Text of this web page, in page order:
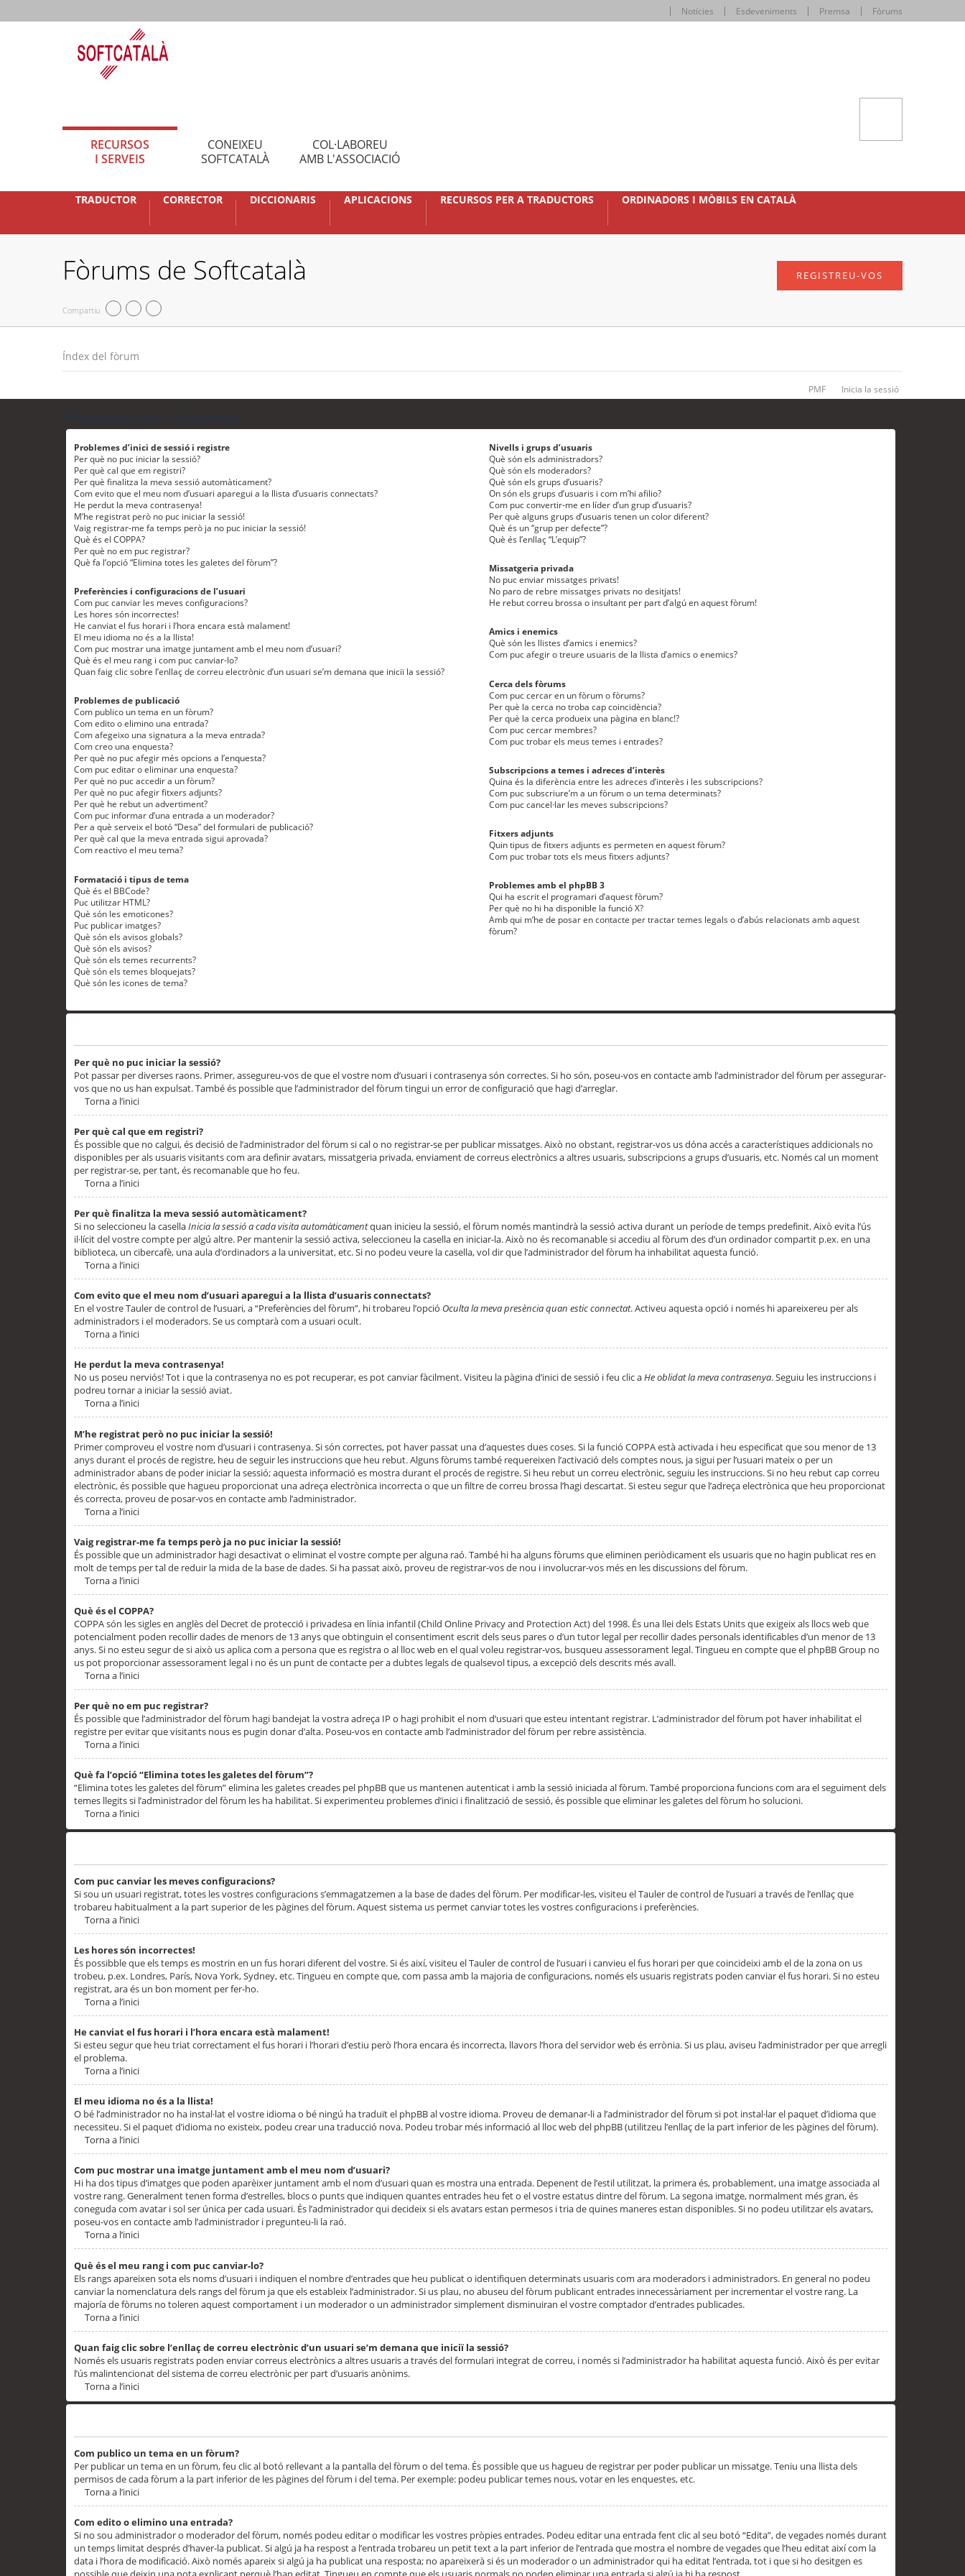
Notícies Esdeveniments Premsa Fòrums
RECURSOS
I SERVEIS
CONEIXEU
SOFTCATALÀ
COL·LABOREU
AMB L'ASSOCIACIÓ
TRADUCTOR CORRECTOR DICCIONARIS APLICACIONS RECURSOS PER A TRADUCTORS ORDINADORS I MÒBILS EN CATALÀ
Fòrums de Softcatalà
Compartiu
REGISTREU-VOS
Índex del fòrum
PMF Inicia la sessió
Problemes d’inici de sessió i registre
Per què no puc iniciar la sessió?
Per què cal que em registri?
Per què finalitza la meva sessió automàticament?
Com evito que el meu nom d’usuari aparegui a la llista d’usuaris connectats?
He perdut la meva contrasenya!
M’he registrat però no puc iniciar la sessió!
Vaig registrar-me fa temps però ja no puc iniciar la sessió!
Què és el COPPA?
Per què no em puc registrar?
Què fa l’opció “Elimina totes les galetes del fòrum”?
Preferències i configuracions de l’usuari
Com puc canviar les meves configuracions?
Les hores són incorrectes!
He canviat el fus horari i l’hora encara està malament!
El meu idioma no és a la llista!
Com puc mostrar una imatge juntament amb el meu nom d’usuari?
Què és el meu rang i com puc canviar-lo?
Quan faig clic sobre l’enllaç de correu electrònic d’un usuari se’m demana que iniciï la sessió?
Problemes de publicació
Com publico un tema en un fòrum?
Com edito o elimino una entrada?
Com afegeixo una signatura a la meva entrada?
Com creo una enquesta?
Per què no puc afegir més opcions a l’enquesta?
Com puc editar o eliminar una enquesta?
Per què no puc accedir a un fòrum?
Per què no puc afegir fitxers adjunts?
Per què he rebut un advertiment?
Com puc informar d’una entrada a un moderador?
Per a què serveix el botó “Desa” del formulari de publicació?
Per què cal que la meva entrada sigui aprovada?
Com reactivo el meu tema?
Formatació i tipus de tema
Què és el BBCode?
Puc utilitzar HTML?
Què són les emoticones?
Puc publicar imatges?
Què són els avisos globals?
Què són els avisos?
Què són els temes recurrents?
Què són els temes bloquejats?
Què són les icones de tema?
Nivells i grups d’usuaris
Què són els administradors?
Què són els moderadors?
Què són els grups d’usuaris?
On són els grups d’usuaris i com m’hi afilio?
Com puc convertir-me en líder d’un grup d’usuaris?
Per què alguns grups d’usuaris tenen un color diferent?
Què és un “grup per defecte”?
Què és l’enllaç “L’equip”?
Missatgeria privada
No puc enviar missatges privats!
No paro de rebre missatges privats no desitjats!
He rebut correu brossa o insultant per part d’algú en aquest fòrum!
Amics i enemics
Què són les llistes d’amics i enemics?
Com puc afegir o treure usuaris de la llista d’amics o enemics?
Cerca dels fòrums
Com puc cercar en un fòrum o fòrums?
Per què la cerca no troba cap coincidència?
Per què la cerca produeix una pàgina en blanc!?
Com puc cercar membres?
Com puc trobar els meus temes i entrades?
Subscripcions a temes i adreces d’interès
Quina és la diferència entre les adreces d’interès i les subscripcions?
Com puc subscriure’m a un fòrum o un tema determinats?
Com puc cancel·lar les meves subscripcions?
Fitxers adjunts
Quin tipus de fitxers adjunts es permeten en aquest fòrum?
Com puc trobar tots els meus fitxers adjunts?
Problemes amb el phpBB 3
Qui ha escrit el programari d’aquest fòrum?
Per què no hi ha disponible la funció X?
Amb qui m’he de posar en contacte per tractar temes legals o d’abús relacionats amb aquest
fòrum?
Per què no puc iniciar la sessió?
Pot passar per diverses raons. Primer, assegureu-vos de que el vostre nom d’usuari i contrasenya són correctes. Si ho són, poseu-vos en contacte amb l’administrador del fòrum per assegurar-
vos que no us han expulsat. També és possible que l’administrador del fòrum tingui un error de configuració que hagi d’arreglar.
Torna a l’inici
Per què cal que em registri?
És possible que no calgui, és decisió de l’administrador del fòrum si cal o no registrar-se per publicar missatges. Això no obstant, registrar-vos us dóna accés a característiques addicionals no
disponibles per als usuaris visitants com ara definir avatars, missatgeria privada, enviament de correus electrònics a altres usuaris, subscripcions a grups d’usuaris, etc. Només cal un moment
per registrar-se, per tant, és recomanable que ho feu.
Torna a l’inici
Per què finalitza la meva sessió automàticament?
Si no seleccioneu la casellaInicia la sessió a cada visita automàticamentquan inicieu la sessió, el fòrum només mantindrà la sessió activa durant un període de temps predefinit. Això evita l’ús
il·lícit del vostre compte per algú altre. Per mantenir la sessió activa, seleccioneu la casella en iniciar-la. Això no és recomanable si accediu al fòrum des d’un ordinador compartit p.ex. en una
biblioteca, un cibercafè, una aula d’ordinadors a la universitat, etc. Si no podeu veure la casella, vol dir que l’administrador del fòrum ha inhabilitat aquesta funció.
Torna a l’inici
Com evito que el meu nom d’usuari aparegui a la llista d’usuaris connectats?
En el vostre Tauler de control de l’usuari, a “Preferències del fòrum”, hi trobareu l’opció Oculta la meva presència quan estic connectat. Activeu aquesta opció i només hi apareixereu per als
administradors i el moderadors. Se us comptarà com a usuari ocult.
Torna a l’inici
He perdut la meva contrasenya!
No us poseu nerviós! Tot i que la contrasenya no es pot recuperar, es pot canviar fàcilment. Visiteu la pàgina d’inici de sessió i feu clic aHe oblidat la meva contrasenya. Seguiu les instruccions i
podreu tornar a iniciar la sessió aviat.
Torna a l’inici
M’he registrat però no puc iniciar la sessió!
Primer comproveu el vostre nom d’usuari i contrasenya. Si són correctes, pot haver passat una d’aquestes dues coses. Si la funció COPPA està activada i heu especificat que sou menor de 13
anys durant el procés de registre, heu de seguir les instruccions que heu rebut. Alguns fòrums també requereixen l’activació dels comptes nous, ja sigui per l’usuari mateix o per un
administrador abans de poder iniciar la sessió; aquesta informació es mostra durant el procés de registre. Si heu rebut un correu electrònic, seguiu les instruccions. Si no heu rebut cap correu
electrònic, és possible que hagueu proporcionat una adreça electrònica incorrecta o que un filtre de correu brossa l’hagi descartat. Si esteu segur que l’adreça electrònica que heu proporcionat
és correcta, proveu de posar-vos en contacte amb l’administrador.
Torna a l’inici
Vaig registrar-me fa temps però ja no puc iniciar la sessió!
És possible que un administrador hagi desactivat o eliminat el vostre compte per alguna raó. També hi ha alguns fòrums que eliminen periòdicament els usuaris que no hagin publicat res en
molt de temps per tal de reduir la mida de la base de dades. Si ha passat això, proveu de registrar-vos de nou i involucrar-vos més en les discussions del fòrum.
Torna a l’inici
Què és el COPPA?
COPPA són les sigles en anglès del Decret de protecció i privadesa en línia infantil (Child Online Privacy and Protection Act) del 1998. És una llei dels Estats Units que exigeix als llocs web que
potencialment poden recollir dades de menors de 13 anys que obtinguin el consentiment escrit dels seus pares o d’un tutor legal per recollir dades personals identificables d’un menor de 13
anys. Si no esteu segur de si això us aplica com a persona que es registra o al lloc web en el qual voleu registrar-vos, busqueu assessorament legal. Tingueu en compte que el phpBB Group no
us pot proporcionar assessorament legal i no és un punt de contacte per a dubtes legals de qualsevol tipus, a excepció dels descrits més avall.
Torna a l’inici
Per què no em puc registrar?
És possible que l’administrador del fòrum hagi bandejat la vostra adreça IP o hagi prohibit el nom d’usuari que esteu intentant registrar. L’administrador del fòrum pot haver inhabilitat el
registre per evitar que visitants nous es pugin donar d’alta. Poseu-vos en contacte amb l’administrador del fòrum per rebre assistència.
Torna a l’inici
Què fa l’opció “Elimina totes les galetes del fòrum”?
“Elimina totes les galetes del fòrum” elimina les galetes creades pel phpBB que us mantenen autenticat i amb la sessió iniciada al fòrum. També proporciona funcions com ara el seguiment dels
temes llegits si l’administrador del fòrum les ha habilitat. Si experimenteu problemes d’inici i finalització de sessió, és possible que eliminar les galetes del fòrum ho solucioni.
Torna a l’inici
Com puc canviar les meves configuracions?
Si sou un usuari registrat, totes les vostres configuracions s’emmagatzemen a la base de dades del fòrum. Per modificar-les, visiteu el Tauler de control de l’usuari a través de l’enllaç que
trobareu habitualment a la part superior de les pàgines del fòrum. Aquest sistema us permet canviar totes les vostres configuracions i preferències.
Torna a l’inici
Les hores són incorrectes!
És possibble que els temps es mostrin en un fus horari diferent del vostre. Si és així, visiteu el Tauler de control de l’usuari i canvieu el fus horari per que coincideixi amb el de la zona on us
trobeu, p.ex. Londres, París, Nova York, Sydney, etc. Tingueu en compte que, com passa amb la majoria de configuracions, només els usuaris registrats poden canviar el fus horari. Si no esteu
registrat, ara és un bon moment per fer-ho.
Torna a l’inici
He canviat el fus horari i l’hora encara està malament!
Si esteu segur que heu triat correctament el fus horari i l’horari d’estiu però l’hora encara és incorrecta, llavors l’hora del servidor web és errònia. Si us plau, aviseu l’administrador per que arregli
el problema.
Torna a l’inici
El meu idioma no és a la llista!
O bé l’administrador no ha instal·lat el vostre idioma o bé ningú ha traduït el phpBB al vostre idioma. Proveu de demanar-li a l’administrador del fòrum si pot instal·lar el paquet d’idioma que
necessiteu. Si el paquet d’idioma no existeix, podeu crear una traducció nova. Podeu trobar més informació al lloc web del phpBB (utilitzeu l’enllaç de la part inferior de les pàgines del fòrum).
Torna a l’inici
Com puc mostrar una imatge juntament amb el meu nom d’usuari?
Hi ha dos tipus d’imatges que poden aparèixer juntament amb el nom d’usuari quan es mostra una entrada. Depenent de l’estil utilitzat, la primera és, probablement, una imatge associada al
vostre rang. Generalment tenen forma d’estrelles, blocs o punts que indiquen quantes entrades heu fet o el vostre estatus dintre del fòrum. La segona imatge, normalment més gran, és
coneguda com avatar i sol ser única per cada usuari. És l’administrador qui decideix si els avatars estan permesos i tria de quines maneres estan disponibles. Si no podeu utilitzar els avatars,
poseu-vos en contacte amb l’administrador i pregunteu-li la raó.
Torna a l’inici
Què és el meu rang i com puc canviar-lo?
Els rangs apareixen sota els noms d’usuari i indiquen el nombre d’entrades que heu publicat o identifiquen determinats usuaris com ara moderadors i administradors. En general no podeu
canviar la nomenclatura dels rangs del fòrum ja que els estableix l’administrador. Si us plau, no abuseu del fòrum publicant entrades innecessàriament per incrementar el vostre rang. La
majoría de fòrums no toleren aquest comportament i un moderador o un administrador simplement disminuiran el vostre comptador d’entrades publicades.
Torna a l’inici
Quan faig clic sobre l’enllaç de correu electrònic d’un usuari se’m demana que iniciï la sessió?
Només els usuaris registrats poden enviar correus electrònics a altres usuaris a través del formulari integrat de correu, i només si l’administrador ha habilitat aquesta funció. Això és per evitar
l’ús malintencionat del sistema de correu electrònic per part d’usuaris anònims.
Torna a l’inici
Com publico un tema en un fòrum?
Per publicar un tema en un fòrum, feu clic al botó rellevant a la pantalla del fòrum o del tema. És possible que us hagueu de registrar per poder publicar un missatge. Teniu una llista dels
permisos de cada fòrum a la part inferior de les pàgines del fòrum i del tema. Per exemple: podeu publicar temes nous, votar en les enquestes, etc.
Torna a l’inici
Com edito o elimino una entrada?
Si no sou administrador o moderador del fòrum, només podeu editar o modificar les vostres pròpies entrades. Podeu editar una entrada fent clic al seu botó “Edita”, de vegades només durant
un temps limitat després d’haver-la publicat. Si algú ja ha respost a l’entrada trobareu un petit text a la part inferior de l’entrada que mostra el nombre de vegades que l’heu editat així com la
data i l’hora de modificació. Això només apareix si algú ja ha publicat una resposta; no apareixerà si és un moderador o un administrador qui ha editat l’entrada, tot i que si ho desitgen es